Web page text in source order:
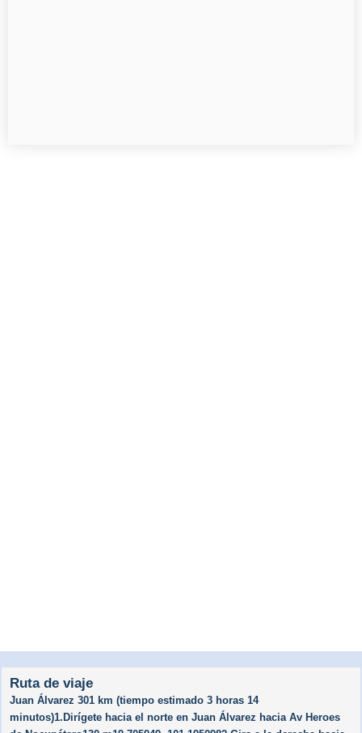
Ruta de viaje
Juan Álvarez 301 km (tiempo estimado 3 horas 14
minutos)1.Dirígete hacia el norte en Juan Álvarez hacia Av Heroes